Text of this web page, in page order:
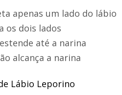
apenas um lado do lábio
os dois lados
até a narina
alcança a narina